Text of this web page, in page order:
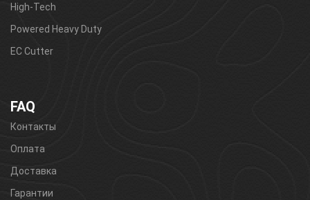
High-Tech
Powered Heavy Duty
EC Cutter
FAQ
Контакты
Оплата
Доставка
Гарантии